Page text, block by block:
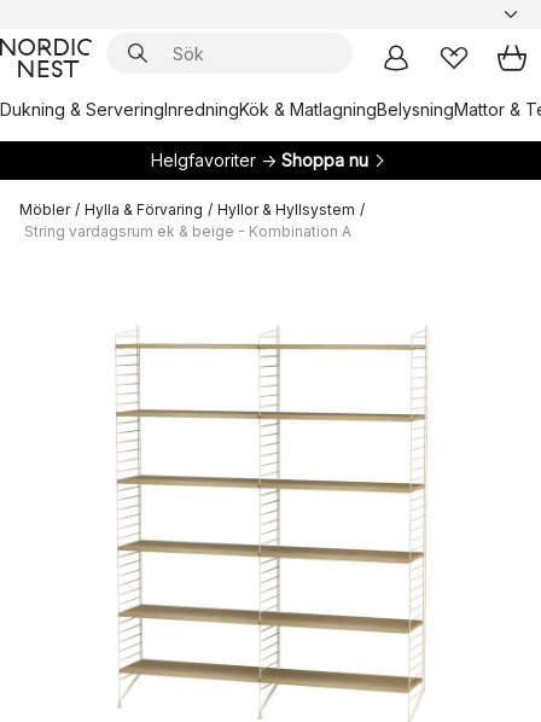
Dukning & ServeringInredningKök & MatlagningBelysningMattor &
Helgfavoriter → Shoppa nu
Möbler / Hylla & Förvaring / Hyllor & Hyllsystem /
String vardagsrum ek & beige - Kombination A